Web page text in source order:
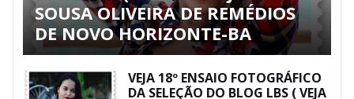
SOUSA OLIVEIRA DE REMÉDIOS
DE NOVO HORIZONTE-BA
VEJA 18º ENSAIO FOTOGRÁFICO
DA SELEÇÃO DO BLOG LBS ( VEJA